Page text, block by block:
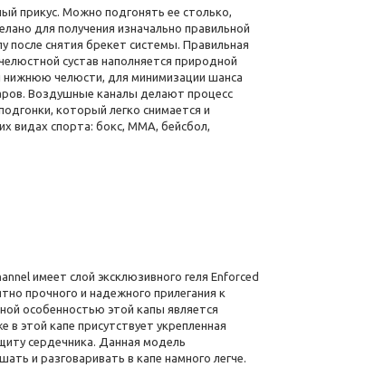
прикус. Можно подгонять ее столько,
для получения изначально правильной
после снятия брекет системы. Правильная
сустав наполняется природной
челюсти, для минимизации шанса
Воздушные каналы делают процесс
который легко снимается и
видах спорта: бокс, ММА, бейсбол,
имеет слой эксклюзивного геля Enforced
прочного и надежного прилегания к
особенностью этой капы является
этой капе присутствует укрепленная
сердечника. Данная модель
и разговаривать в капе намного легче.